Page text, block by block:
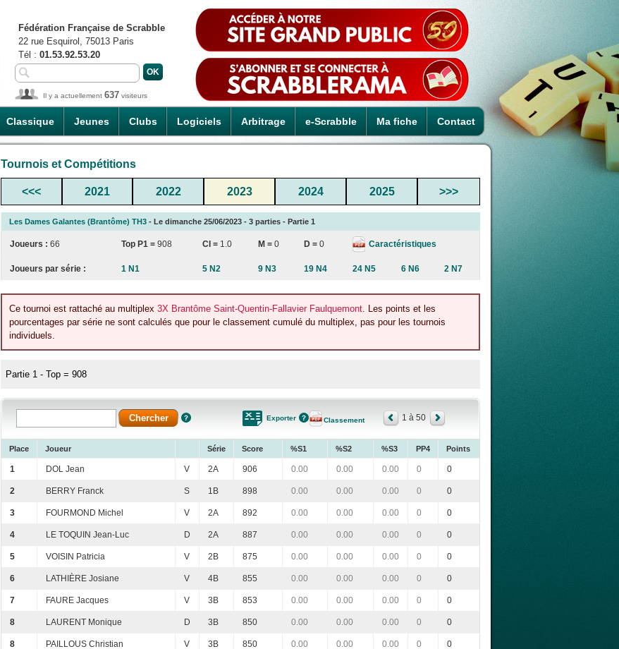
Classique Jeunes Clubs Logiciels Arbitrage e-Scrabble Ma fiche Contact
Fédération Française de Scrabble
22 rue Esquirol, 75013 Paris
Tél : 01.53.92.53.20
Il y a actuellement 637 visiteurs
Tournois et Compétitions
<<< 2021 2022 2023 2024 2025 >>>
Les Dames Galantes (Brantôme) TH3 - Le dimanche 25/06/2023 - 3 parties - Partie 1
Joueurs : 66 Top P1 = 908 CI = 1.0 M = 0 D = 0 Caractéristiques
Joueurs par série : 1 N1 5 N2 9 N3 19 N4 24 N5 6 N6 2 N7
Ce tournoi est rattaché au multiplex 3X Brantôme Saint-Quentin-Fallavier Faulquemont. Les points et les
pourcentages par série ne sont calculés que pour le classement cumulé du multiplex, pas pour les tournois
individuels.
Partie 1 - Top = 908
Exporter Classement 1 à 50
Place Joueur Série Score %S1 %S2 %S3 PP4 Points
1 DOL Jean V 2A 906 0.00 0.00 0.00 0 0
2 BERRY Franck S 1B 898 0.00 0.00 0.00 0 0
3 FOURMOND Michel V 2A 892 0.00 0.00 0.00 0 0
4 LE TOQUIN Jean-Luc D 2A 887 0.00 0.00 0.00 0 0
5 VOISIN Patricia V 2B 875 0.00 0.00 0.00 0 0
6 LATHIÈRE Josiane V 4B 855 0.00 0.00 0.00 0 0
7 FAURE Jacques V 3B 853 0.00 0.00 0.00 0 0
8 LAURENT Monique D 3B 850 0.00 0.00 0.00 0 0
8 PAILLOUS Christian V 3B 850 0.00 0.00 0.00 0 0